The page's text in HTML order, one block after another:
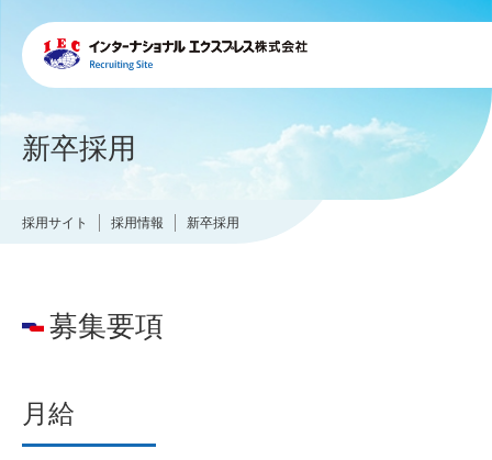
新卒採用
採用サイト 採用情報 新卒採用
募集要項
月給